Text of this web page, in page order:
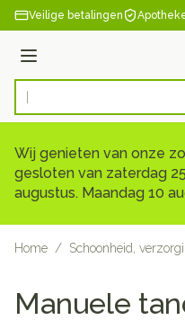
Ga naar de inhoud
Veilige betalingen
Menu
Product, merk, categorie...
Wij genieten van onze
gesloten van zaterdag
augustus. Maandag 10
Home / Schoonheid,
Manuele